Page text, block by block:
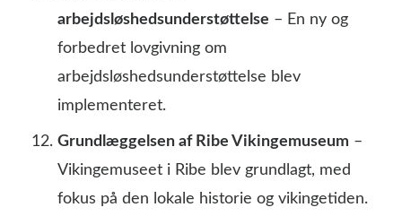
arbejdsløshedsunderstøttelse – En ny og
forbedret lovgivning om
arbejdsløshedsunderstøttelse blev
implementeret.
Grundlæggelsen af Ribe Vikingemuseum –
Vikingemuseet i Ribe blev grundlagt, med
fokus på den lokale historie og vikingetiden.